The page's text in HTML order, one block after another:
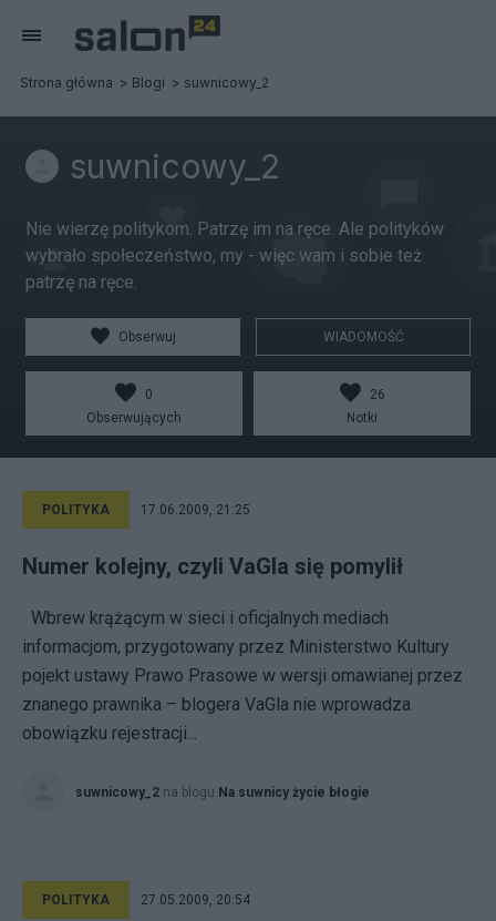
Strona główna Blogi suwnicowy_2
suwnicowy_2
Nie wierzę politykom. Patrzę im na ręce. Ale polityków
wybrało społeczeństwo, my - więc wam i sobie też
patrzę na ręce.
Obserwuj WIADOMOŚĆ
0
Obserwujących
26
Notki
POLITYKA 17.06.2009, 21:25
Numer kolejny, czyli VaGla się pomylił
Wbrew krążącym w sieci i oficjalnych mediach
informacjom, przygotowany przez Ministerstwo Kultury
pojekt ustawy Prawo Prasowe w wersji omawianej przez
znanego prawnika – blogera VaGla nie wprowadza
obowiązku rejestracji...
suwnicowy_2 na blogu Na suwnicy życie błogie
POLITYKA 27.05.2009, 20:54